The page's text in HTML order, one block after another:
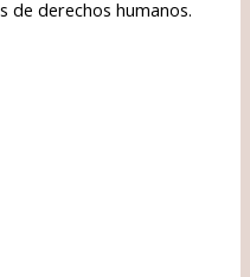
de derechos humanos.